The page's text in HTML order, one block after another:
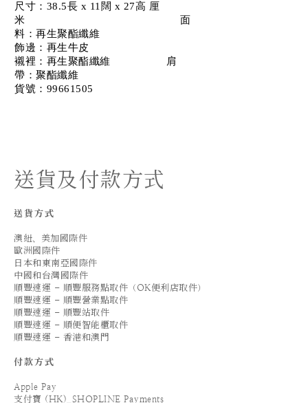
尺寸：38.5長 x 11闊 x 27高 厘
米 面
料：再生聚酯纖維
飾邊：再生牛皮
襯裡：再生聚酯纖維 肩
帶：聚酯纖維
貨號：99661505
送貨及付款方式
送貨方式
澳紐、美加國際件
歐洲國際件
日本和東南亞國際件
中國和台灣國際件
順豐速運 - 順豐服務點取件（OK便利店取件）
順豐速運 - 順豐營業點取件
順豐速運 - 順豐站取件
順豐速運 - 順便智能櫃取件
順豐速運 - 香港和澳門
付款方式
Apple Pay
支付寶 (HK)_SHOPLINE Payments